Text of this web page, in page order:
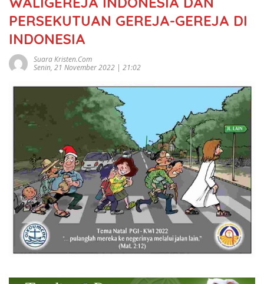
PERSEKUTUAN GEREJA-GEREJA DI
INDONESIA
Suara Kristen.com
Senin, 21 November 2022 | 21:02